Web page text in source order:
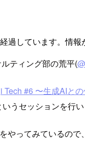
過しています。情
ティング部の荒平(
#6 〜生成AIと
うセッションを行
やってみているの